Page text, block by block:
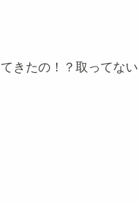
きたの！？取ってない